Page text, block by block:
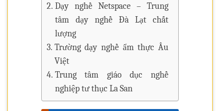
Dạy nghề Netspace – Trung
tâm dạy nghề Đà Lạt chất
lượng
Trường dạy nghề ẩm thực Âu
Việt
Trung tâm giáo dục nghề
nghiệp tư thục La San